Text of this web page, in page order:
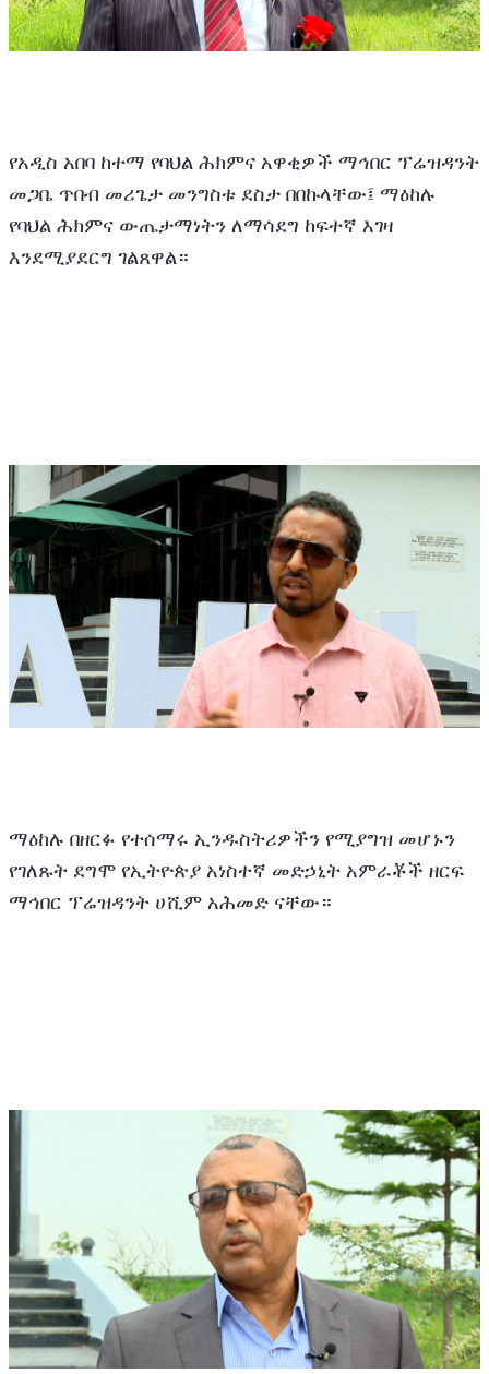
የአዲስ አበባ ከተማ የባህል ሕክምና አዋቂዎች ማኅበር ፕሬዝዳንት
መጋቤ ጥበብ መሪጌታ መንግስቱ ደስታ በበኩላቸው፤ ማዕከሉ
የባህል ሕክምና ውጤታማነትን ለማሳደግ ከፍተኛ እገዛ
እንደሚያደርግ ገልጸዋል።
ማዕከሉ በዘርፉ የተሰማሩ ኢንዱስትሪዎችን የሚያግዝ መሆኑን
የገለጹት ደግሞ የኢትዮጵያ አነስተኛ መድኃኒት አምራቾች ዘርፍ
ማኅበር ፕሬዝዳንት ሀሺም አሕመድ ናቸው።